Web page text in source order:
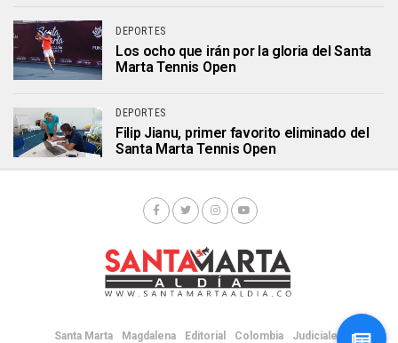
DEPORTES
Los ocho que irán por la gloria del Santa
Marta Tennis Open
DEPORTES
Filip Jianu, primer favorito eliminado del
Santa Marta Tennis Open
Santa Marta Magdalena Editorial Colombia Judiciales